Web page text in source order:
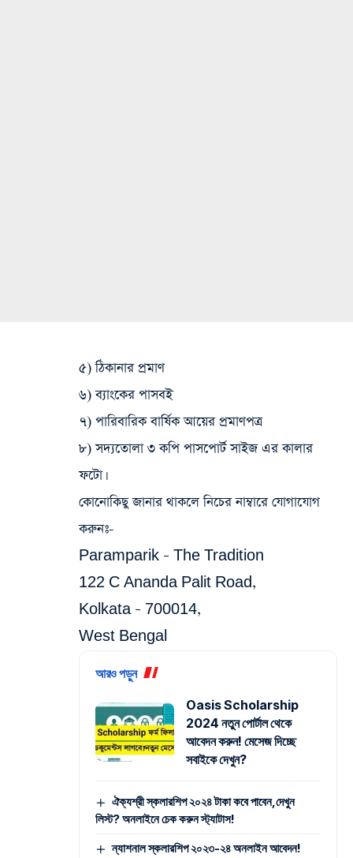
৫) ঠিকানার প্রমাণ
৬) ব্যাংকের পাসবই
৭) পারিবারিক বার্ষিক আয়ের প্রমাণপত্র
৮) সদ্যতোলা ৩ কপি পাসপোর্ট সাইজ এর কালার
ফটো।
কোনোকিছু জানার থাকলে নিচের নাম্বারে যোগাযোগ
করুনঃ-
Paramparik – The Tradition
122 C Ananda Palit Road,
Kolkata – 700014,
West Bengal
আরও পড়ুন
Oasis Scholarship
2024 নতুন পোর্টাল থেকে
আবেদন করুন! মেসেজ দিচ্ছে
সবাইকে দেখুন?
ঐক্যশ্রী স্কলারশিপ ২০২৪ টাকা কবে পাবেন,দেখুন
লিস্ট? অনলাইনে চেক করুন স্ট্যাটাস!
ন্যাশনাল স্কলারশিপ ২০২৩-২৪ অনলাইন আবেদন!